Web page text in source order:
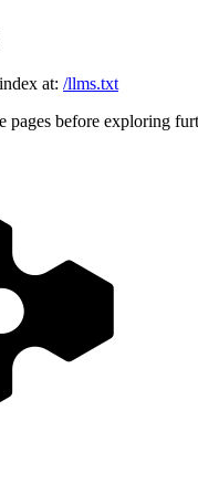
at: /llms.txt
pages before exploring